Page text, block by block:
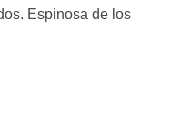
Espinosa de los